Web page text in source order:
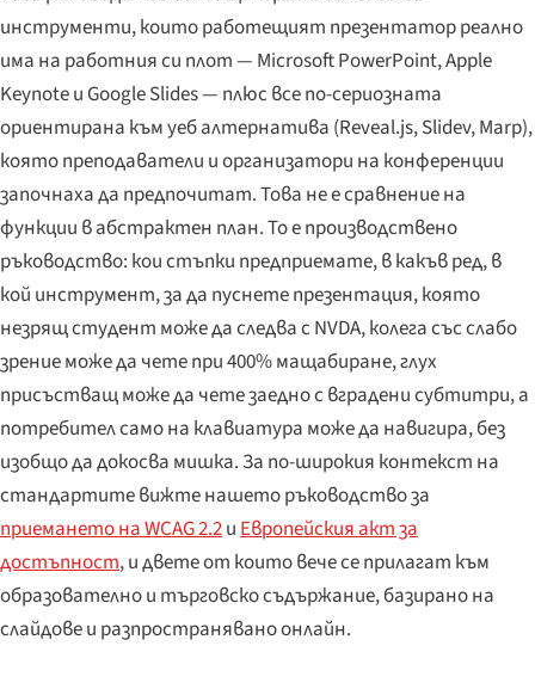
инструменти, които работещият презентатор реално
има на работния си плот — Microsoft PowerPoint, Apple
Keynote и Google Slides — плюс все по-сериозната
ориентирана към уеб алтернатива (Reveal.js, Slidev, Marp),
която преподаватели и организатори на конференции
започнаха да предпочитат. Това не е сравнение на
функции в абстрактен план. То е производствено
ръководство: кои стъпки предприемате, в какъв ред, в
кой инструмент, за да пуснете презентация, която
незрящ студент може да следва с NVDA, колега със слабо
зрение може да чете при 400% мащабиране, глух
присъстващ може да чете заедно с вградени субтитри, а
потребител само на клавиатура може да навигира, без
изобщо да докосва мишка. За по-широкия контекст на
стандартите вижте нашето ръководство за
приемането на WCAG 2.2и Европейския акт за
достъпност, и двете от които вече се прилагат към
образователно и търговско съдържание, базирано на
слайдове и разпространявано онлайн.